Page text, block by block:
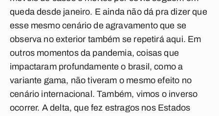
queda desde janeiro. E ainda não dá pra dizer que
esse mesmo cenário de agravamento que se
observa no exterior também se repetirá aqui. Em
outros momentos da pandemia, coisas que
impactaram profundamente o brasil, como a
variante gama, não tiveram o mesmo efeito no
cenário internacional. Também, vimos o inverso
ocorrer. A delta, que fez estragos nos Estados